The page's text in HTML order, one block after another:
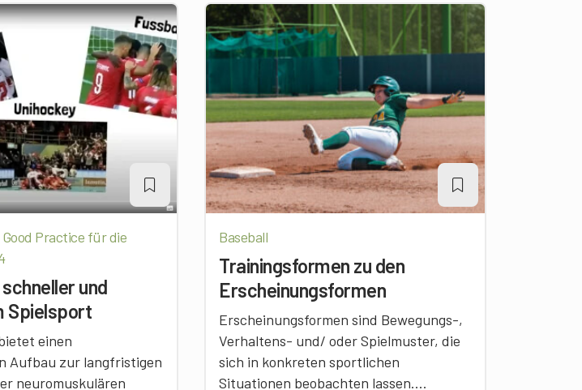
Practice für die
und
Spielsport
einen
Aufbau zur langfristigen
neuromuskulären
Baseball
Trainingsformen zu den
Erscheinungsformen
Erscheinungsformen sind Bewegungs-,
Verhaltens- und/ oder Spielmuster, die
sich in konkreten sportlichen
Situationen beobachten lassen....